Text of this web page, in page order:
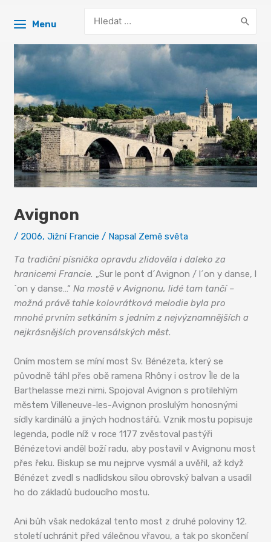
Menu
for:
Avignon
/ 2006,Jižní Francie / Napsal Země světa
Ta tradiční písnička opravdu zlidověla i daleko za
hranicemi Francie. „Sur le pont d´Avignon / l´on y danse, l
´on y danse…“ Na mostě v Avignonu, lidé tam tančí –
možná právě tahle kolovrátková melodie byla pro
mnohé prvním setkáním s jedním z nejvýznamnějších a
nejkrásnějších provensálských měst.
Oním mostem se míní most Sv. Bénézeta, který se
původně táhl přes obě ramena Rhôny i ostrov Île de la
Barthelasse mezi nimi. Spojoval Avignon s protilehlým
městem Villeneuve-les-Avignon proslulým honosnými
sídly kardinálů a jiných hodnostářů. Vznik mostu popisuje
legenda, podle níž v roce 1177 zvěstoval pastýři
Bénézetovi anděl boží radu, aby postavil v Avignonu most
přes řeku. Biskup se mu nejprve vysmál a uvěřil, až když
Bénézet zvedl s nadlidskou silou obrovský balvan a usadil
ho do základů budoucího mostu.
Ani bůh však nedokázal tento most z druhé poloviny 12.
století uchránit před válečnou vřavou, a tak po skončení